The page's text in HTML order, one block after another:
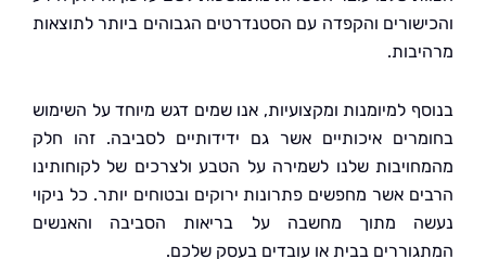
והקפדה עם הסטנדרטים הגבוהים ביותר לתוצאות
למיומנות ומקצועיות, אנו שמים דגש מיוחד על השימוש
איכותיים אשר גם ידידותיים לסביבה. זהו חלק
שלנו לשמירה על הטבע ולצרכים של לקוחותינו
אשר מחפשים פתרונות ירוקים ובטוחים יותר. כל ניקוי
מתוך מחשבה על בריאות הסביבה והאנשים
בבית או עובדים בעסק שלכם.